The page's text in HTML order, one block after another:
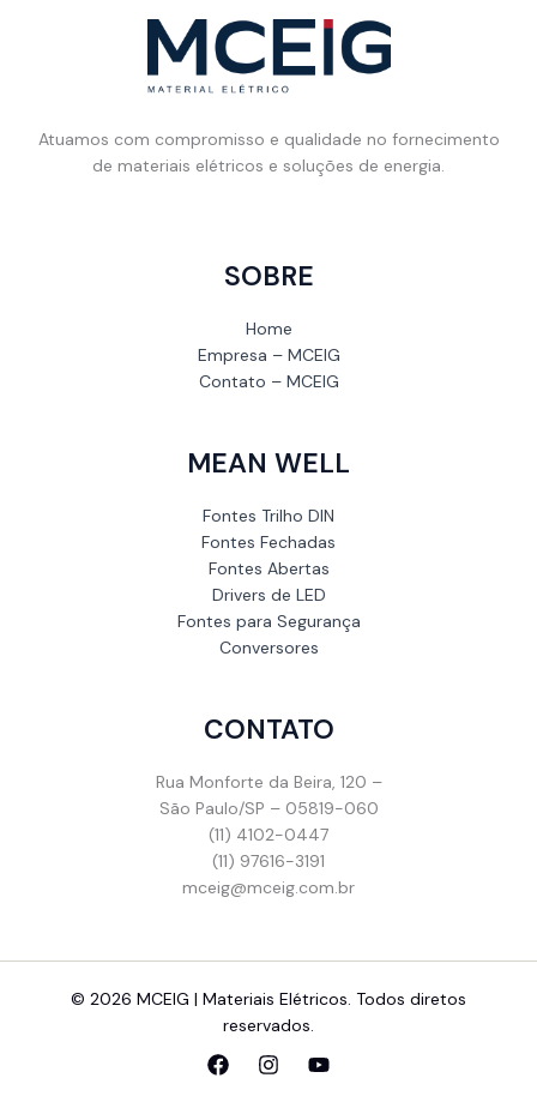
Atuamos com compromisso e qualidade no fornecimento
de materiais elétricos e soluções de energia.
SOBRE
Home
Empresa – MCEIG
Contato – MCEIG
MEAN WELL
Fontes Trilho DIN
Fontes Fechadas
Fontes Abertas
Drivers de LED
Fontes para Segurança
Conversores
CONTATO
Rua Monforte da Beira, 120 –
São Paulo/SP – 05819-060
(11) 4102-0447
(11) 97616-3191
mceig@mceig.com.br
© 2026 MCEIG | Materiais Elétricos. Todos diretos
reservados.